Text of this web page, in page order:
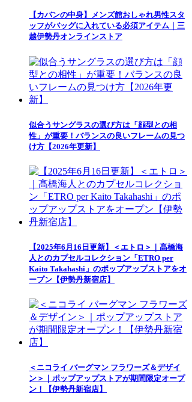
【カバンの中身】メンズ館おしゃれ男性スタ
ッフがバッグに入れている必須アイテム｜三
越伊勢丹オンラインストア
似合うサングラスの選び方は「顔型との相
性」が重要！バランスの良いフレームの見つ
け方【2026年更新】
【2025年6月16日更新】＜エトロ＞｜髙橋海
人とのカプセルコレクション「ETRO per
Kaito Takahashi」のポップアップストアをオ
ープン【伊勢丹新宿店】
＜ニコライ バーグマン フラワーズ＆デザイ
ン＞｜ポップアップストアが期間限定オープ
ン！【伊勢丹新宿店】